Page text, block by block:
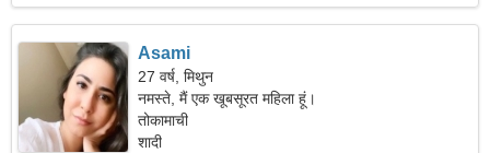
Asami
27 वर्ष, मिथुन
नमस्ते, मैं एक खूबसूरत महिला हूं।
तोकामाची
शादी